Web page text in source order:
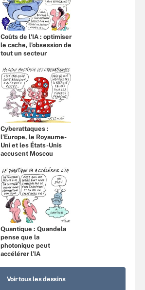
Coûts de l'IA : optimiser
le cache, l’obsession de
tout un secteur
Cyberattaques :
l’Europe, le Royaume-
Uni et les États-Unis
accusent Moscou
Quantique : Quandela
pense que la
photonique peut
accélérer l’IA
Voir tous les dessins